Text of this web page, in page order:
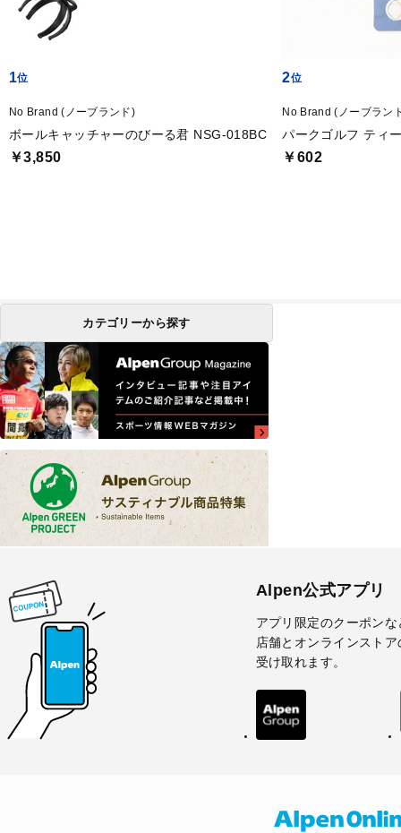
1
No Brand (ノーブランド)
ボールキャッチャーのびーる君 NSG-018BC
￥3,850
2
No Brand (ノーブラン
パークゴルフ ティ
￥602
カテゴリーから探す
Alpen公式アプリ
アプリ限定のクーポンな
店舗とオンラインスト
受け取れます。